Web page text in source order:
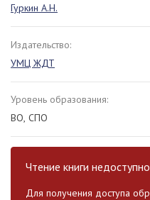
Гуркин А.Н.
Издательство:
УМЦ ЖДТ
Уровень образования:
ВО, СПО
Чтение книги недоступно
Для получения доступа